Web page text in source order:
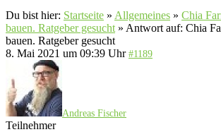
Du bist hier: Startseite » Allgemeines » Chia
bauen. Ratgeber gesucht » Antwort auf: Chia
bauen. Ratgeber gesucht
8. Mai 2021 um 09:39 Uhr #1189
Andreas Fischer
Teilnehmer